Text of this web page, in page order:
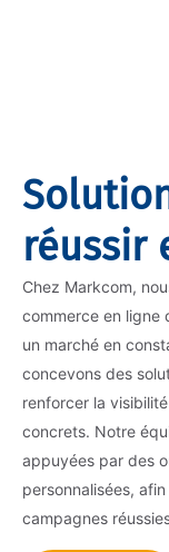
réussir
Chez Markcom,
commerce en ligne
un marché en
concevons des
renforcer la
concrets. Notre
appuyées par des
personnalisées,
campagnes